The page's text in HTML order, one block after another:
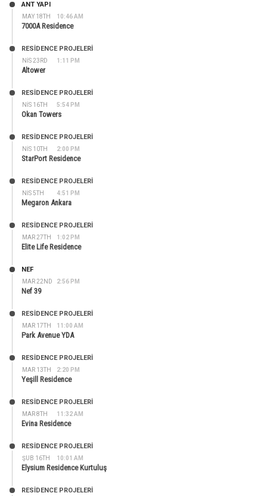
MAY 18TH 10:46 AM
ANT YAPI
7000A Residence
NIS 23RD 1:11 PM
RESIDENCE PROJELERI
Altower
NIS 16TH 5:54 PM
RESIDENCE PROJELERI
Okan Towers
NIS 10TH 2:00 PM
RESIDENCE PROJELERI
StarPort Residence
NIS 5TH 4:51 PM
RESIDENCE PROJELERI
Megaron Ankara
MAR 27TH 1:02 PM
RESIDENCE PROJELERI
Elite Life Residence
MAR 22ND 2:56 PM
NEF
Nef 39
MAR 17TH 11:00 AM
RESIDENCE PROJELERI
Park Avenue YDA
MAR 13TH 2:20 PM
RESIDENCE PROJELERI
Yeşill Residence
MAR 8TH 11:32 AM
RESIDENCE PROJELERI
Evina Residence
ŞUB 16TH 10:01 AM
RESIDENCE PROJELERI
Elysium Residence Kurtuluş
RESIDENCE PROJELERI